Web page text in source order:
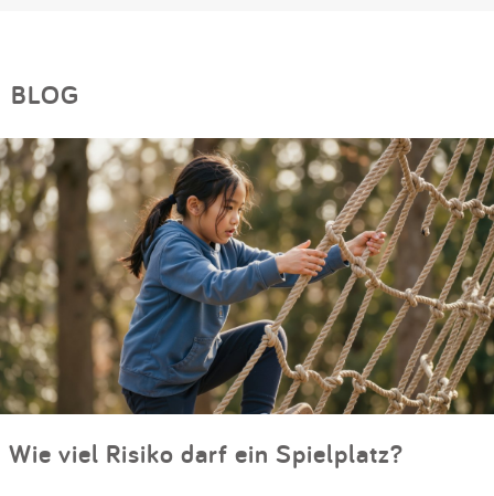
BLOG
Wie viel Risiko darf ein Spielplatz?